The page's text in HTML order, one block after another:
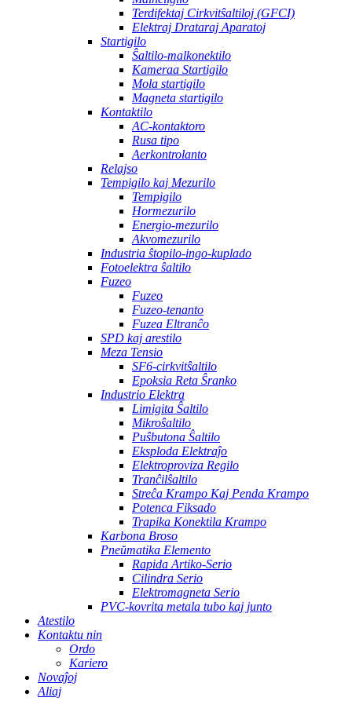
Terdifektaj Cirkvitŝaltiloj (GFCI)
Elektraj Drataraj Aparatoj
Startigilo
Ŝaltilo-malkonektilo
Kameraa Startigilo
Mola startigilo
Magneta startigilo
Kontaktilo
AC-kontaktoro
Rusa tipo
Aerkontrolanto
Relajso
Tempigilo kaj Mezurilo
Tempigilo
Hormezurilo
Energio-mezurilo
Akvomezurilo
Industria ŝtopilo-ingo-kuplado
Fotoelektra ŝaltilo
Fuzeo
Fuzeo
Fuzeo-tenanto
Fuzea Eltranĉo
SPD kaj arestilo
Meza Tensio
SF6-cirkvitŝaltilo
Epoksia Reta Ŝranko
Industrio Elektra
Limigita Ŝaltilo
Mikroŝaltilo
Puŝbutona Ŝaltilo
Eksploda Elektraĵo
Elektroproviza Regilo
Tranĉilŝaltilo
Streĉa Krampo Kaj Penda Krampo
Potenca Fiksado
Trapika Konektila Krampo
Karbona Broso
Pneŭmatika Elemento
Rapida Artiko-Serio
Cilindra Serio
Elektromagneta Serio
PVC-kovrita metala tubo kaj junto
Atestilo
Kontaktu nin
Ordo
Kariero
Novaĵoj
Aliaj